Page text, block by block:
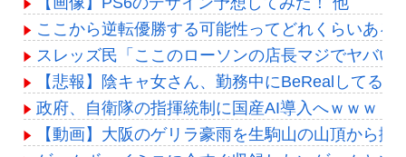
ここから逆転優勝する可能性ってどれくらいある
スレッズ民「ここのローソンの店長マジでヤバ
【悲報】陰キャ女さん、勤務中にBeRealしてる
政府、自衛隊の指揮統制に国産AI導入へｗｗｗ「
【動画】大阪のゲリラ豪雨を生駒山の山頂から撮